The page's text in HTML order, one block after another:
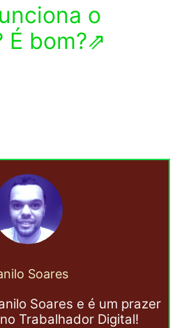
o
É bom?⇗
Soares
Soares e é um prazer
Trabalhador Digital!